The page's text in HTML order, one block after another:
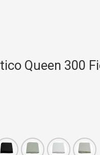
Queen 300